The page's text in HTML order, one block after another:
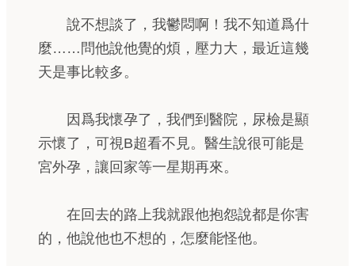
說不想談了，我鬱悶啊！我不知道爲什
麼……問他說他覺的煩，壓力大，最近這幾
天是事比較多。
因爲我懷孕了，我們到醫院，尿檢是顯
示懷了，可視B超看不見。醫生說很可能是
宮外孕，讓回家等一星期再來。
在回去的路上我就跟他抱怨說都是你害
的，他說他也不想的，怎麼能怪他。